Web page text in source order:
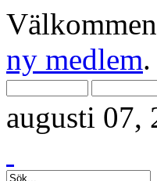
Välkommen
ny medlem.
augusti 07,